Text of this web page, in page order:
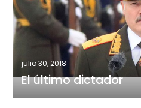
julio 30, 2018
El último dictador